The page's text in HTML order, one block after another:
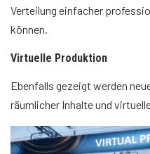
Verteilung einfacher
können.
Virtuelle Produktion
Ebenfalls gezeigt werden
räumlicher Inhalte und